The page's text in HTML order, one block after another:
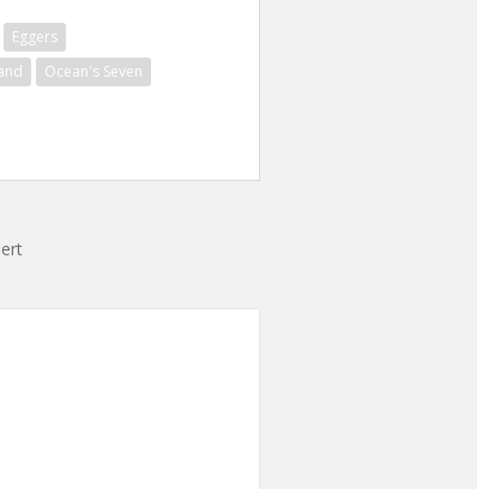
Eggers
Ocean's Seven